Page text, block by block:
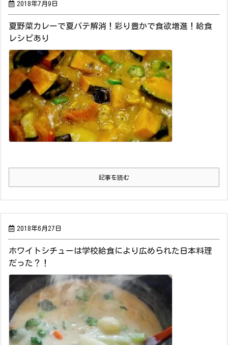
2018年7月9日
夏野菜カレーで夏バテ解消！彩り豊かで食欲増進！給食
レシピあり
記事を読む
2018年6月27日
ホワイトシチューは学校給食により広められた日本料理
だった？！